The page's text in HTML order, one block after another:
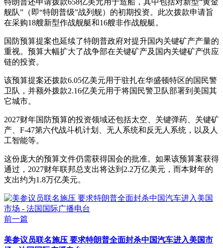
特朗普还申请拨款658亿美元用于造船，其中包括对新型“黄金
舰队”（即“特朗普级”战列舰）的初期投资。此次拨款申请旨
在采购18艘新型作战舰艇和16艘非作战舰艇。
国防预算提案也延续了特朗普政府对提升国内关键矿产产量的
重视。预算大幅扩大了战争部在关键矿产及国内关键矿产供应
链的投资。
该预算提案还拨款6.05亿美元用于驻扎在华盛顿特区的国民警
卫队，并额外拨款2.16亿美元用于将国民警卫队部署到美国其
它城市。
2027财年国防预算的投资领域还包括太空、关键弹药、关键矿
产、F-47第六代战斗机计划、无人系统和反无人系统，以及人
工智能等。
这份庞大的预算文件仍需获得国会的批准。如果该预算案获得
通过，2027财年联邦总支出将达到2.2万亿美元，而本财年的
支出约为1.8万亿美元。
前一篇
美参议员联名施压 要求特朗普全面封杀中国汽车进入美国市